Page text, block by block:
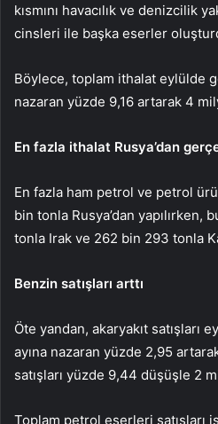
kısmını havacılık ve denizcilik
cinsleri ile başka eserler
Böylece, toplam ithalat eylülde
nazaran yüzde 9,16 artarak 4
En fazla ithalat Rusya’dan
En fazla ham petrol ve petrol
bin tonla Rusya’dan yapılırken,
tonla Irak ve 262 bin 293 tonla
Benzin satışları arttı
Öte yandan, akaryakıt satışları
ayına nazaran yüzde 2,95
satışları yüzde 9,44 düşüşle 2
Toplam petrol eserleri satışları